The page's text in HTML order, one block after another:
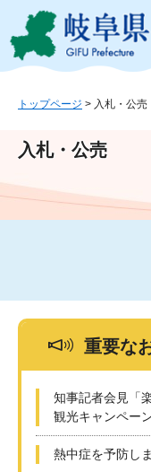
ジ
ュ
文
トップページ > 入札・公売
入札・公売
重要な
知事記者会見「
観光キャンペー
熱中症を予防し